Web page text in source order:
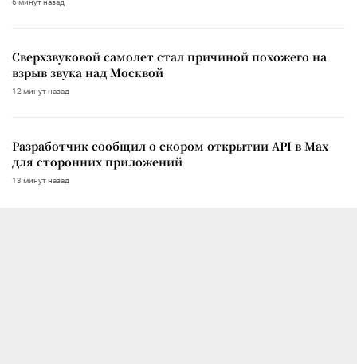
Сверхзвуковой самолет стал причиной похожего на
взрыв звука над Москвой
12 минут назад
Разработчик сообщил о скором открытии API в Max
для сторонних приложений
13 минут назад